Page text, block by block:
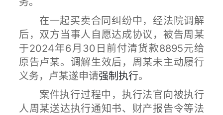
在一起买卖合同纠纷中，经法院调解
后，双方当事人自愿达成协议，被告周某
于2024年6月30日前付清货款8895元给
原告卢某。调解生效后，周某未主动履行
义务，卢某遂申请强制执行。
案件执行过程中，执行法官向被执行
人周某送达执行通知书、财产报告令等法